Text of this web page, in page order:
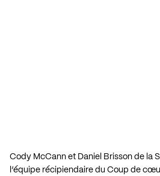
Cody McCann et Daniel Brisson de la
l’équipe récipiendaire du Coup de